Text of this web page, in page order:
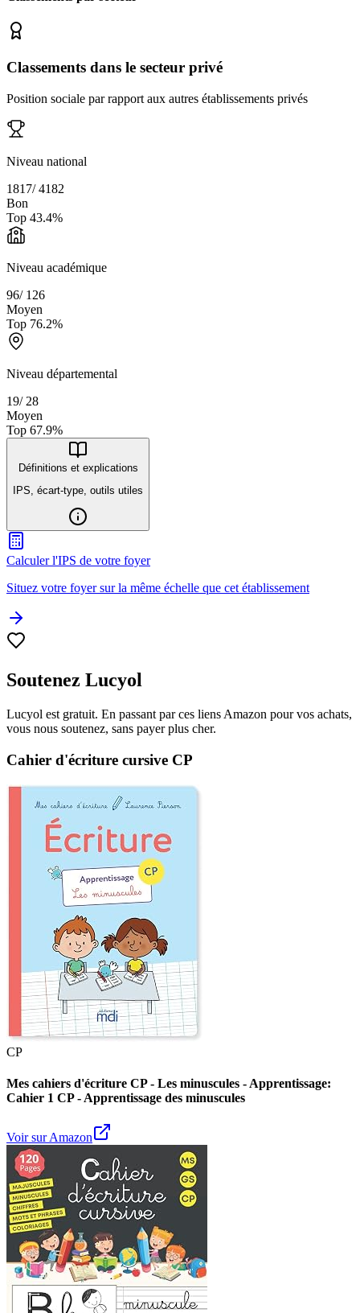
Classements dans le secteur privé
Position sociale par rapport aux autres établissements privés
Niveau national
1817/4182
Bon
Top 43.4%
Niveau académique
96/ 126
Moyen
Top 76.2%
Niveau départemental
19/ 28
Moyen
Top 67.9%
Définitions et explications
IPS, écart-type, outils utiles
Calculer l'IPS de votre foyer
Situez votre foyer sur la même échelle que cet établissement
Soutenez Lucyol
Lucyol est gratuit. En passant par ces liens Amazon pour vos achats,
vous nous soutenez, sans payer plus cher.
Cahier d'écriture cursive CP
CP
Mes cahiers d'écriture CP - Les minuscules - Apprentissage:
Cahier 1 CP - Apprentissage des minuscules
Voir sur Amazon